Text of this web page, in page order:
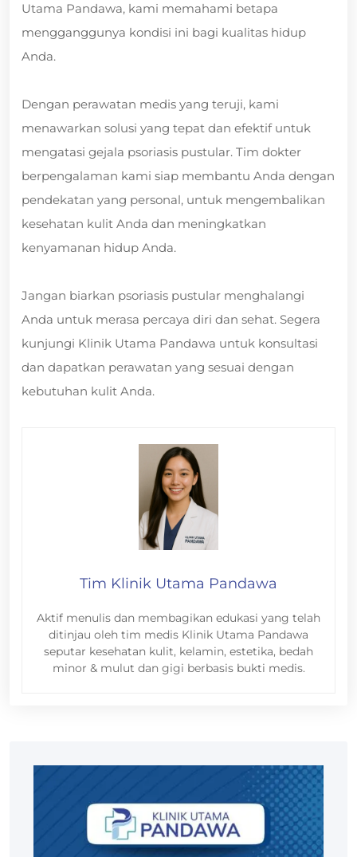
Utama Pandawa, kami memahami betapa
mengganggunya kondisi ini bagi kualitas hidup
Anda.
Dengan perawatan medis yang teruji, kami
menawarkan solusi yang tepat dan efektif untuk
mengatasi gejala psoriasis pustular. Tim dokter
berpengalaman kami siap membantu Anda dengan
pendekatan yang personal, untuk mengembalikan
kesehatan kulit Anda dan meningkatkan
kenyamanan hidup Anda.
Jangan biarkan psoriasis pustular menghalangi
Anda untuk merasa percaya diri dan sehat. Segera
kunjungi Klinik Utama Pandawa untuk konsultasi
dan dapatkan perawatan yang sesuai dengan
kebutuhan kulit Anda.
Tim Klinik Utama Pandawa
Aktif menulis dan membagikan edukasi yang telah
ditinjau oleh tim medis Klinik Utama Pandawa
seputar kesehatan kulit, kelamin, estetika, bedah
minor & mulut dan gigi berbasis bukti medis.